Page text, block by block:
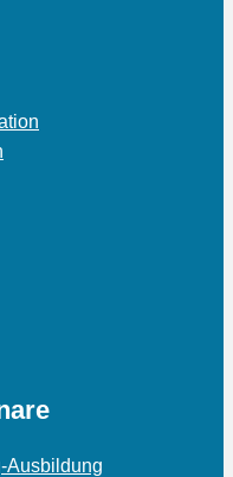
Ausbildung